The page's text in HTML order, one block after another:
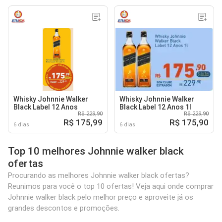
Whisky Johnnie Walker
Black Label 12 Anos
6 dias
R$ 229,90
R$ 175,99
Whisky Johnnie Walker
Black Label 12 Anos 1l
6 dias
R$ 229,90
R$ 175,90
Top 10 melhores Johnnie walker black
ofertas
Procurando as melhores Johnnie walker black ofertas?
Reunimos para você o top 10 ofertas! Veja aqui onde comprar
Johnnie walker black pelo melhor preço e aproveite já os
grandes descontos e promoções.